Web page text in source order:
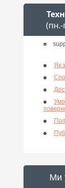
(пн.-
Як
Ми